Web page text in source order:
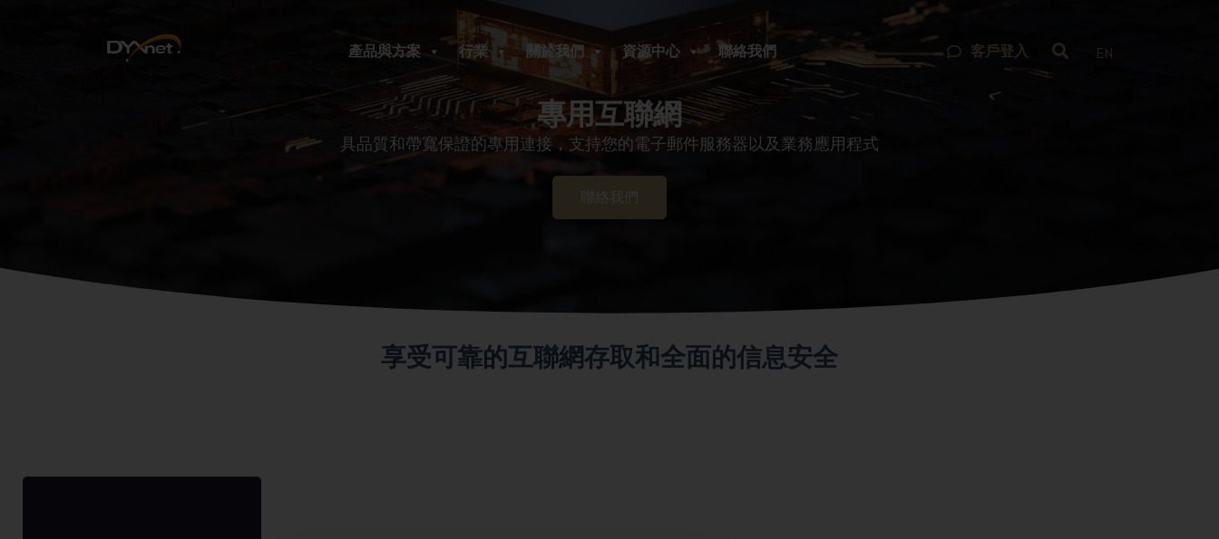
產品與方案 行業 關於我們 資源中心 聯絡我們 客戶登入 EN
專用互聯網
具品質和帶寬保證的專用連接，支持您的電子郵件服務器以及業務應用程式
聯絡我們
享受可靠的互聯網存取和全面的信息安全